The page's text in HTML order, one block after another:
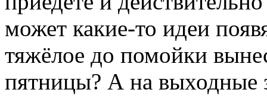
может какие-то идеи
тяжёлое до помойки
пятницы? А на выходные